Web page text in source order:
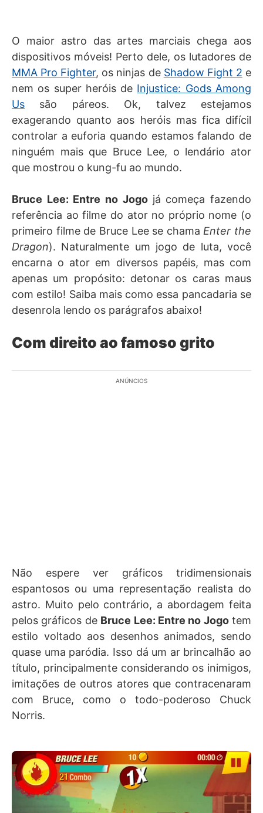
O maior astro das artes marciais chega aos
dispositivos móveis! Perto dele, os lutadores de
MMA Pro Fighter, os ninjas de Shadow Fight 2 e
nem os super heróis de Injustice: Gods Among
Us são páreos. Ok, talvez estejamos
exagerando quanto aos heróis mas fica difícil
controlar a euforia quando estamos falando de
ninguém mais que Bruce Lee, o lendário ator
que mostrou o kung-fu ao mundo.
Bruce Lee: Entre no Jogo já começa fazendo
referência ao filme do ator no próprio nome (o
primeiro filme de Bruce Lee se chama Enter the
Dragon). Naturalmente um jogo de luta, você
encarna o ator em diversos papéis, mas com
apenas um propósito: detonar os caras maus
com estilo! Saiba mais como essa pancadaria se
desenrola lendo os parágrafos abaixo!
Com direito ao famoso grito
ANÚNCIOS
Não espere ver gráficos tridimensionais
espantosos ou uma representação realista do
astro. Muito pelo contrário, a abordagem feita
pelos gráficos de Bruce Lee: Entre no Jogotem
estilo voltado aos desenhos animados, sendo
quase uma paródia. Isso dá um ar brincalhão ao
título, principalmente considerando os inimigos,
imitações de outros atores que contracenaram
com Bruce, como o todo-poderoso Chuck
Norris.